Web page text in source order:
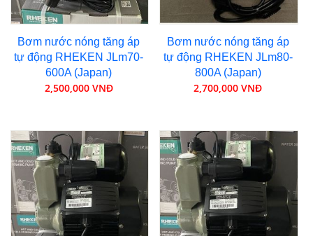
Bơm nước nóng tăng áp
tự động RHEKEN JLm70-
600A (Japan)
2,500,000 VNĐ
Bơm nước nóng tăng áp
tự động RHEKEN JLm80-
800A (Japan)
2,700,000 VNĐ